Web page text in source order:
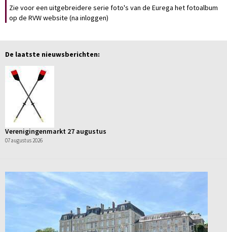
Zie voor een uitgebreidere serie foto's van de Eurega het fotoalbum
op de RVW website (na inloggen)
De laatste nieuwsberichten:
Verenigingenmarkt 27 augustus
07 augustus 2026